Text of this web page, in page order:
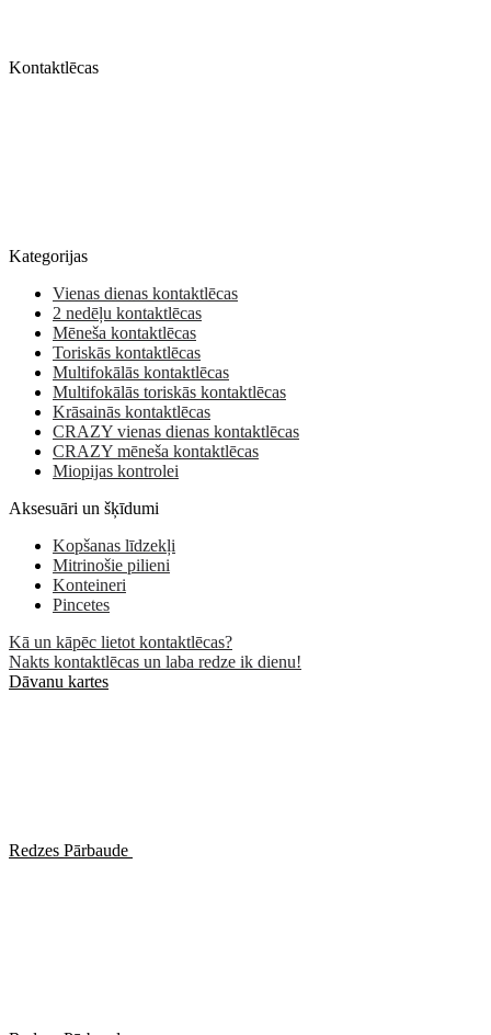
Kontaktlēcas
Kategorijas
Vienas dienas kontaktlēcas
2 nedēļu kontaktlēcas
Mēneša kontaktlēcas
Toriskās kontaktlēcas
Multifokālās kontaktlēcas
Multifokālās toriskās kontaktlēcas
Krāsainās kontaktlēcas
CRAZY vienas dienas kontaktlēcas
CRAZY mēneša kontaktlēcas
Miopijas kontrolei
Aksesuāri un šķīdumi
Kopšanas līdzekļi
Mitrinošie pilieni
Konteineri
Pincetes
Kā un kāpēc lietot kontaktlēcas?
Nakts kontaktlēcas un laba redze ik dienu!
Dāvanu kartes
Redzes Pārbaude